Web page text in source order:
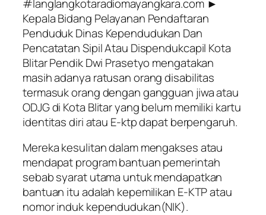
#langlangkotaradiomayangkara.com ►
Kepala Bidang Pelayanan Pendaftaran
Penduduk Dinas Kependudukan Dan
Pencatatan Sipil Atau Dispendukcapil Kota
Blitar Pendik Dwi Prasetyo mengatakan
masih adanya ratusan orang disabilitas
termasuk orang dengan gangguan jiwa atau
ODJG di Kota Blitar yang belum memiliki kartu
identitas diri atau E-ktp dapat berpengaruh.
Mereka kesulitan dalam mengakses atau
mendapat program bantuan pemerintah
sebab syarat utama untuk mendapatkan
bantuan itu adalah kepemilikan E-KTP atau
nomor induk kependudukan(NIK).